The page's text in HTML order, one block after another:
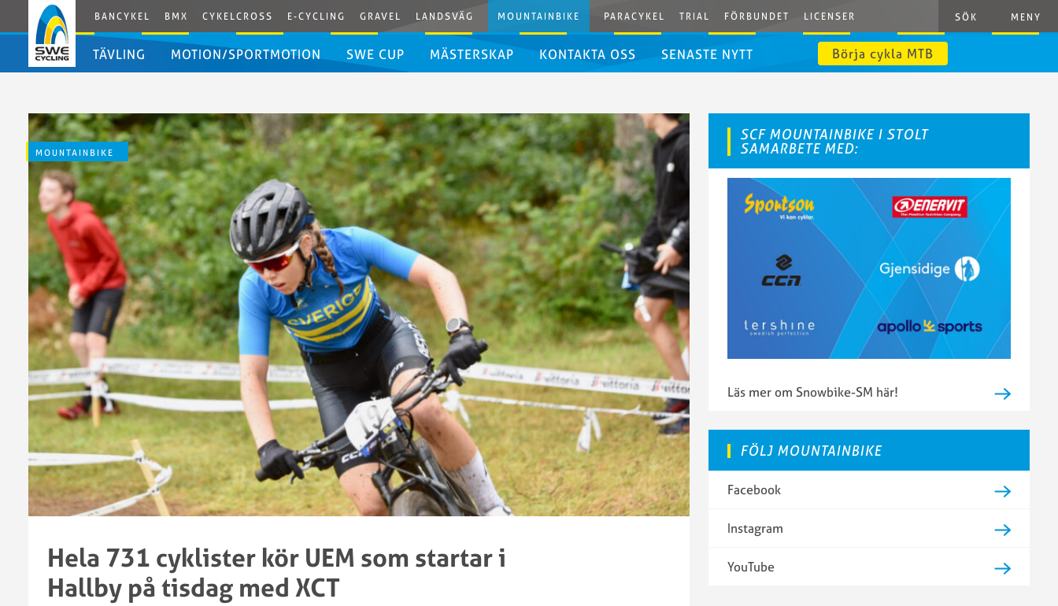
BANCYKEL BMX CYKELCROSS E-CYCLING GRAVEL LANDSVÄG MOUNTAINBIKE PARACYKEL TRIAL FÖRBUNDET LICENSER SÖK MENY
TÄVLING
Uttagningskriterier
XCO/XCC
2026
Landslagsprogram
XCO/XCC
2026
Uttagningskriterier
XCO/XCC
2025
Landslagsprogram
XCO/XCC
2025
Gravity
Landslag
Antidoping
Arrangera
tävling
Arrangera
SM
gravity
Tävlingskalender
Tävlingsklasser
MOTION/SPORTMOTION
Hitta
motionslopp
Motion/Sportmotion
MTB
Maraton
SWE CUP
SWE
Cup
Downhill
2026
SWE
Cup
Enduro
2026
SWE
Cup
Enduro
2025
SWE
Cup
Enduro
2024
SWE
Cup
Downhill
2024
Enduro
MÄSTERSKAP
Mästerskapskalender
Nordiska
Mästerskapen
MTB
SM
XCE
SM
XCO/XCC/XCT/XCR
SM
XCM
Svenska
mästare
XCO
KONTAKTA OSS SENASTE NYTT Börja cykla MTB
MOUNTAINBIKE
Hela 731 cyklister kör UEM som startar i
Hallby på tisdag med XCT
SCF MOUNTAINBIKE I STOLT
SAMARBETE MED:
Läs mer om Snowbike-SM här!
FÖLJ MOUNTAINBIKE
Facebook
Instagram
YouTube